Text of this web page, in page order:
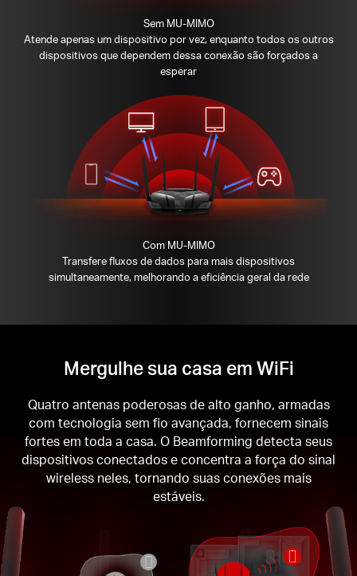
Sem MU-MIMO
Atende apenas um dispositivo por vez, enquanto todos os outros
dispositivos que dependem dessa conexão são forçados a
esperar
Com MU-MIMO
Transfere fluxos de dados para mais dispositivos
simultaneamente, melhorando a eficiência geral da rede
Mergulhe sua casa em WiFi
Quatro antenas poderosas de alto ganho, armadas
com tecnologia sem fio avançada, fornecem sinais
fortes em toda a casa. O Beamforming detecta seus
dispositivos conectados e concentra a força do sinal
wireless neles, tornando suas conexões mais
estáveis.